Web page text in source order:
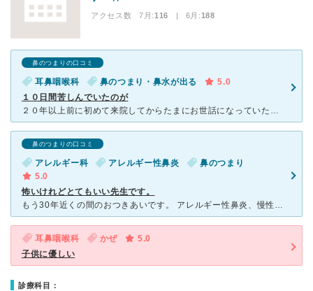
アクセス数 7月:116 | 6月:188
鼻のつまりの口コミ
耳鼻咽喉科 鼻のつまり・鼻水が出る
5.0
１０日間苦しんでいたのが
２０年以上前に初めて来院してからたまにお世話になっていた耳鼻科ですが、いつも口腔内の悪化したヘルペスや口内炎、扁桃腺など先生もびっくりするぐらいの悪病オンパレード状態で行っていましたが丁寧な治療等で３
鼻のつまりの口コミ
アレルギー科 アレルギー性鼻炎
鼻のつまり
5.0
怖いけれどとてもいい先生です。
もう30年近くの間のおつきあいです。 アレルギー性鼻炎、慢性中耳炎でお世話になりました。 医療機器は古いのですが、実用には全く困りません。それよりも先生と看護師さんが大変毅然とされていることで
耳鼻咽喉科 かぜ
5.0
子供に優しい
診療科目：